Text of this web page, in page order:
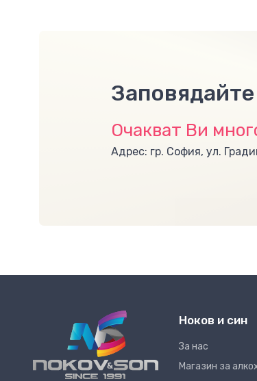
Очакват Ви
Адрес: гр. София, ул.
Ноков и син
За нас
Магазин за